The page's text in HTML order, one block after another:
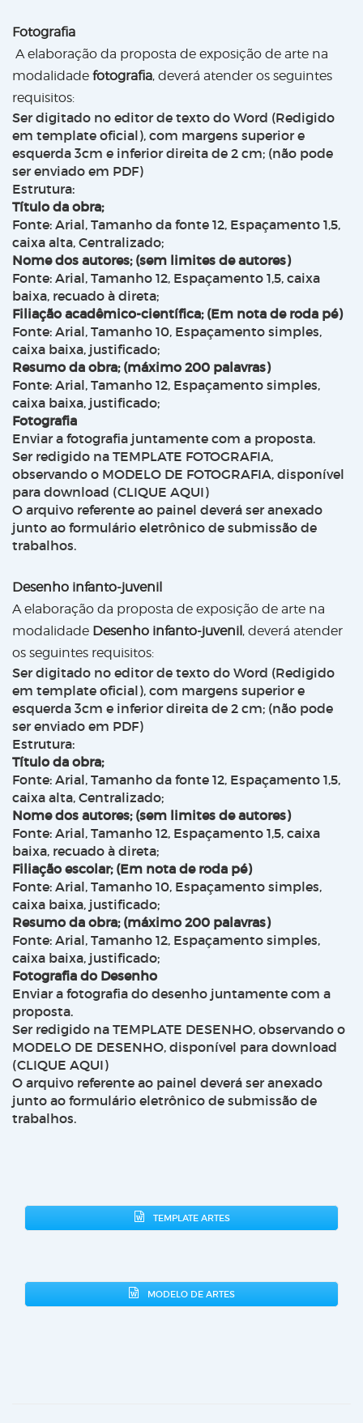
Fotografia
A elaboração da proposta de exposição de arte na
modalidade fotografia, deverá atender os seguintes
requisitos:
Ser digitado no editor de texto do Word (Redigido
em template oficial), com margens superior e
esquerda 3cm e inferior direita de 2 cm; (não pode
ser enviado em PDF)
Estrutura:
Título da obra;
Fonte: Arial, Tamanho da fonte 12, Espaçamento 1,5,
caixa alta, Centralizado;
Nome dos autores; (sem limites de autores)
Fonte: Arial, Tamanho 12, Espaçamento 1,5, caixa
baixa, recuado à direta;
Filiação acadêmico-científica; (Em nota de roda pé)
Fonte: Arial, Tamanho 10, Espaçamento simples,
caixa baixa, justificado;
Resumo da obra; (máximo 200 palavras)
Fonte: Arial, Tamanho 12, Espaçamento simples,
caixa baixa, justificado;
Fotografia
Enviar a fotografia juntamente com a proposta.
Ser redigido na TEMPLATE FOTOGRAFIA,
observando o MODELO DE FOTOGRAFIA, disponível
para download (CLIQUE AQUI)
O arquivo referente ao painel deverá ser anexado
junto ao formulário eletrônico de submissão de
trabalhos.
Desenho infanto-juvenil
A elaboração da proposta de exposição de arte na
modalidade Desenho infanto-juvenil , deverá atender
os seguintes requisitos:
Ser digitado no editor de texto do Word (Redigido
em template oficial), com margens superior e
esquerda 3cm e inferior direita de 2 cm; (não pode
ser enviado em PDF)
Estrutura:
Título da obra;
Fonte: Arial, Tamanho da fonte 12, Espaçamento 1,5,
caixa alta, Centralizado;
Nome dos autores; (sem limites de autores)
Fonte: Arial, Tamanho 12, Espaçamento 1,5, caixa
baixa, recuado à direta;
Filiação escolar; (Em nota de roda pé)
Fonte: Arial, Tamanho 10, Espaçamento simples,
caixa baixa, justificado;
Resumo da obra; (máximo 200 palavras)
Fonte: Arial, Tamanho 12, Espaçamento simples,
caixa baixa, justificado;
Fotografia do Desenho
Enviar a fotografia do desenho juntamente com a
proposta.
Ser redigido na TEMPLATE DESENHO, observando o
MODELO DE DESENHO, disponível para download
(CLIQUE AQUI)
O arquivo referente ao painel deverá ser anexado
junto ao formulário eletrônico de submissão de
trabalhos.
TEMPLATE ARTES
MODELO DE ARTES